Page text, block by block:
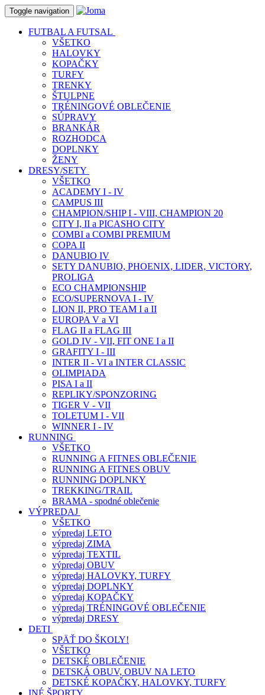
Toggle navigation
FUTBAL A FUTSAL
VŠETKO
HALOVKY
KOPAČKY
TURFY
TRENKY
ŠTULPNE
TRÉNINGOVÉ OBLEČENIE
SÚPRAVY
BRANKÁR
ROZHODCA
DOPLNKY
ŽENY
DRESY/SETY
VŠETKO
ACADEMY I - IV
CAMPUS III
CHAMPION/SHIP I - VIII, CHAMPION 20
CITY I, II a PICASHO CITY
COMBI a COMBI PREMIUM
COPA II
DANUBIO IV
SETY DANUBIO, PHOENIX, LIDER, VICTORY,
PROLIGA
ECO CHAMPIONSHIP
ECO/SUPERNOVA I - IV
LION II, PRO TEAM I a II
EUROPA V a VI
FLAG II a FLAG III
GOLD IV - VII, FIT ONE I a II
GRAFITY I - III
INTER II - VI a INTER CLASSIC
OLIMPIADA
PISA I a II
REPLIKY/SPONZORING
TIGER V - VII
TOLETUM I - VII
WINNER I - IV
RUNNING
VŠETKO
RUNNING A FITNES OBLEČENIE
RUNNING A FITNES OBUV
RUNNING DOPLNKY
TREKKING/TRAIL
BRAMA - spodné oblečenie
VÝPREDAJ
VŠETKO
výpredaj LETO
výpredaj ZIMA
výpredaj TEXTIL
výpredaj OBUV
výpredaj HALOVKY, TURFY
výpredaj DOPLNKY
výpredaj KOPAČKY
výpredaj TRÉNINGOVÉ OBLEČENIE
výpredaj DRESY
DETI
SPÄŤ DO ŠKOLY!
VŠETKO
DETSKÉ OBLEČENIE
DETSKÁ OBUV, OBUV NA LETO
DETSKÉ KOPAČKY, HALOVKY, TURFY
INÉ ŠPORTY